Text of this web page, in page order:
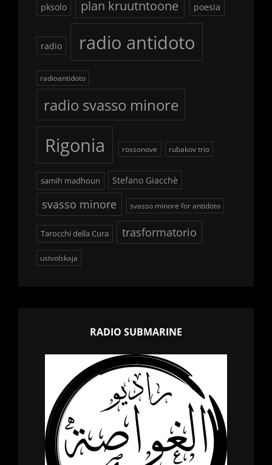
pksolo plan kruutntoone poesia
radio radio antidoto
radioantidoto
radio svasso minore
Rigonia rossonove rubakov trio
samih madhoun Stefano Giacchè
svasso minore svasso minore for antidoto
Tarocchi della Cura trasformatorio
ustvolskaja
RADIO SUBMARINE